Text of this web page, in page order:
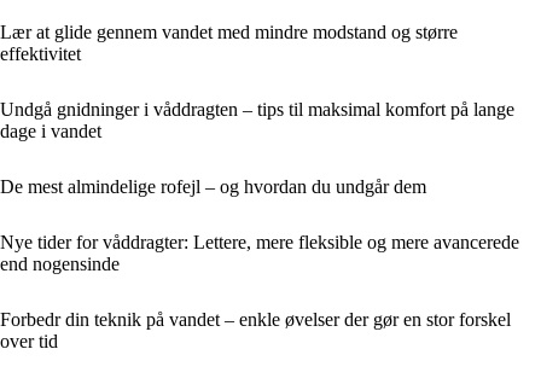
Lær at glide gennem vandet med mindre modstand og større
effektivitet
Undgå gnidninger i våddragten – tips til maksimal komfort på lange
dage i vandet
De mest almindelige rofejl – og hvordan du undgår dem
Nye tider for våddragter: Lettere, mere fleksible og mere avancerede
end nogensinde
Forbedr din teknik på vandet – enkle øvelser der gør en stor forskel
over tid